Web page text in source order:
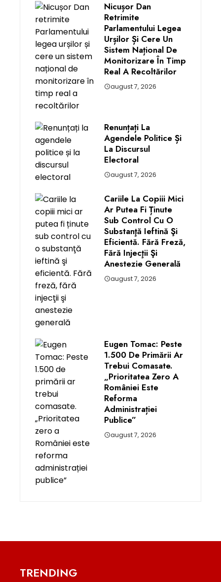
Nicușor Dan
Retrimite
Parlamentului Legea
Urșilor Și Cere Un
Sistem Național De
Monitorizare În Timp
Real A Recoltărilor
august 7, 2026
Renunțați La
Agendele Politice Și
La Discursul
Electoral
august 7, 2026
Cariile La Copiii Mici
Ar Putea Fi Ținute
Sub Control Cu O
Substanţă Ieftină Şi
Eficientă. Fără Freză,
Fără Injecţii Şi
Anestezie Generală
august 7, 2026
Eugen Tomac: Peste
1.500 De Primării Ar
Trebui Comasate.
„Prioritatea Zero A
României Este
Reforma
Administrației
Publice”
august 7, 2026
TRENDING